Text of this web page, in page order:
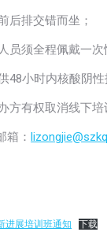
后排交错而坐；
员须全程佩戴一
48小时内核酸阴性
方有权取消线下培
箱：
进展培训班通知 下载